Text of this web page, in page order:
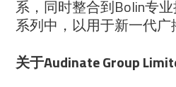
系，同时整合到Bolin专
系列中，以用于新一代
关于Audinate Group